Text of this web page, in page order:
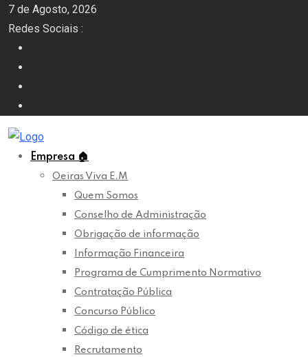
Skip
content
7 de Agosto, 2026
Redes Sociais :
Empresa 🏠
Oeiras Viva E.M
Quem Somos
Conselho de Administração
Obrigação de informação
Informação Financeira
Programa de Cumprimento Normativo
Contratação Pública
Concurso Público
Código de ética
Recrutamento